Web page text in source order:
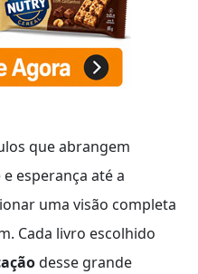
que abrangem
e esperança até a
uma visão completa
Cada livro escolhido
desse grande